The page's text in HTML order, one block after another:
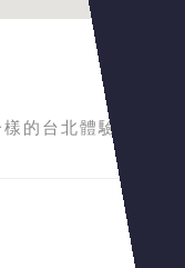
的台北體驗